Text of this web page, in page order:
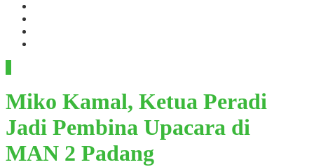
Miko Kamal, Ketua Peradi
Jadi Pembina Upacara di
MAN 2 Padang